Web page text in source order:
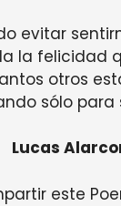
evitar
la felicidad
otros
sólo para
Lucas
este